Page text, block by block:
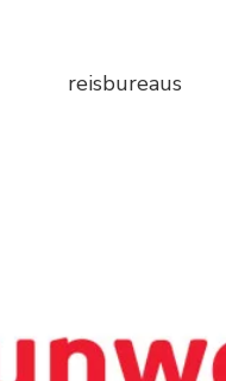
reisbureaus